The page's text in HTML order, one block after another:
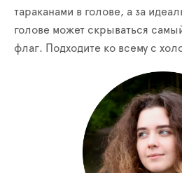
тараканами в голове, а за
голове может скрываться
флаг. Подходите ко всему с